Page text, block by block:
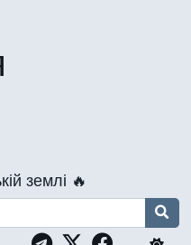
землі 🔥